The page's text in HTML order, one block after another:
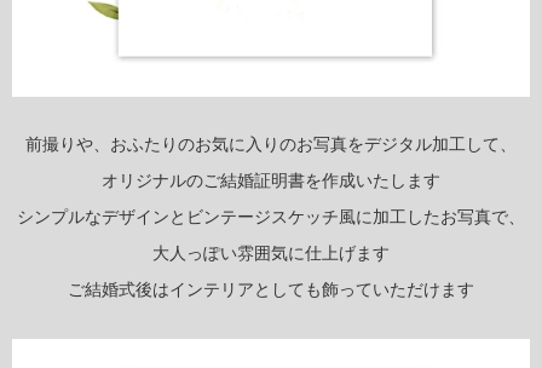
前撮りや、おふたりのお気に入りのお写真をデジタル加工して、
オリジナルのご結婚証明書を作成いたします
シンプルなデザインとビンテージスケッチ風に加工したお写真で、
大人っぽい雰囲気に仕上げます
ご結婚式後はインテリアとしても飾っていただけます